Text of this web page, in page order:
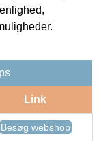
Link
Besøg webshop